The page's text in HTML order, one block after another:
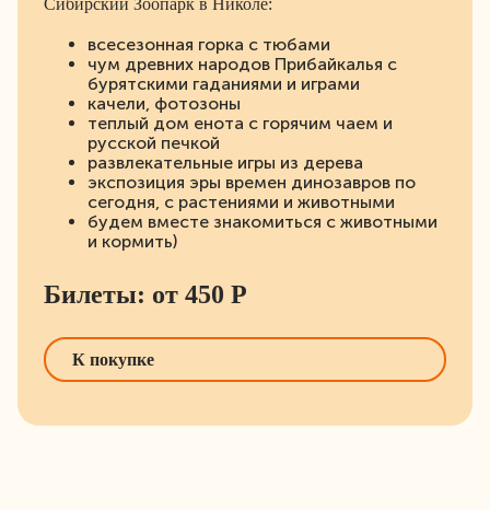
Сибирский Зоопарк в Николе:
всесезонная горка с тюбами
чум древних народов Прибайкалья с
бурятскими гаданиями и играми
качели, фотозоны
теплый дом енота с горячим чаем и
русской печкой
развлекательные игры из дерева
экспозиция эры времен динозавров по
сегодня, с растениями и животными
будем вместе знакомиться с животными
и кормить)
Билеты: от 450 Р
К покупке